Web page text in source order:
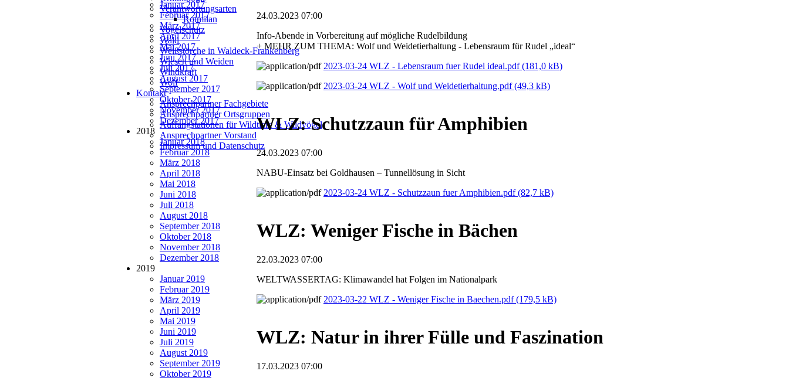
Verantwortungsarten
Rotmilan
Vogelschutz
Wald
Weißstörche in Waldeck-Frankenberg
Wiesen und Weiden
Windkraft
Wolf
Kontakt
Ansprechpartner Fachgebiete
Ansprechpartner Ortsgruppen
Auffangstationen für Wildtiere & Wildvögel
Ansprechpartner Vorstand
Impressum und Datenschutz
Januar 2017
Februar 2017
März 2017
April 2017
Mai 2017
Juni 2017
Juli 2017
August 2017
September 2017
Oktober 2017
November 2017
Dezember 2017
2018
Januar 2018
Februar 2018
März 2018
April 2018
Mai 2018
Juni 2018
Juli 2018
August 2018
September 2018
Oktober 2018
November 2018
Dezember 2018
2019
Januar 2019
Februar 2019
März 2019
April 2019
Mai 2019
Juni 2019
Juli 2019
August 2019
September 2019
Oktober 2019
24.03.2023 07:00
Info-Abende in Vorbereitung auf mögliche Rudelbildung
+ MEHR ZUM THEMA: Wolf und Weidetierhaltung - Lebensraum für Rudel „ideal“
2023-03-24 WLZ - Lebensraum fuer Rudel ideal.pdf(181,0 kB)
2023-03-24 WLZ - Wolf und Weidetierhaltung.pdf(49,3 kB)
WLZ: Schutzzaun für Amphibien
24.03.2023 07:00
NABU-Einsatz bei Goldhausen – Tunnellösung in Sicht
2023-03-24 WLZ - Schutzzaun fuer Amphibien.pdf(82,7 kB)
WLZ: Weniger Fische in Bächen
22.03.2023 07:00
WELTWASSERTAG: Klimawandel hat Folgen im Nationalpark
2023-03-22 WLZ - Weniger Fische in Baechen.pdf(179,5 kB)
WLZ: Natur in ihrer Fülle und Faszination
17.03.2023 07:00